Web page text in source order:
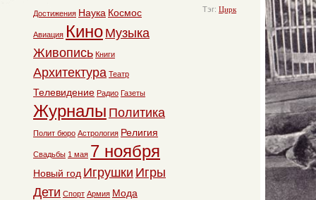
Тэг: Цирк
Достижения Наука Космос
Авиация Кино Музыка
Живопись Книги
Архитектура Театр
Телевидение Радио Газеты
Журналы Политика
Полит бюро Астрология Религия
Свадьбы 1 мая 7 ноября
Новый год Игрушки Игры
Дети Спорт Армия Мода